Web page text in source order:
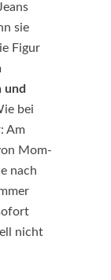
sie
Figur
und
bei
Am
Mom-
nach
nicht